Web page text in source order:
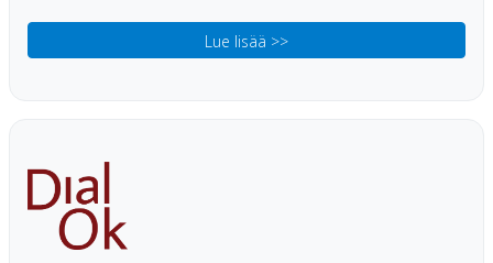
Lue lisää >>